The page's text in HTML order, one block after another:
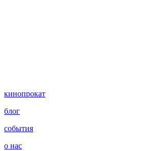
кинопрокат
блог
события
о нас